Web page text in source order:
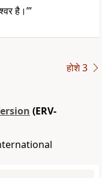
है।’”
होशे 3
(ERV-